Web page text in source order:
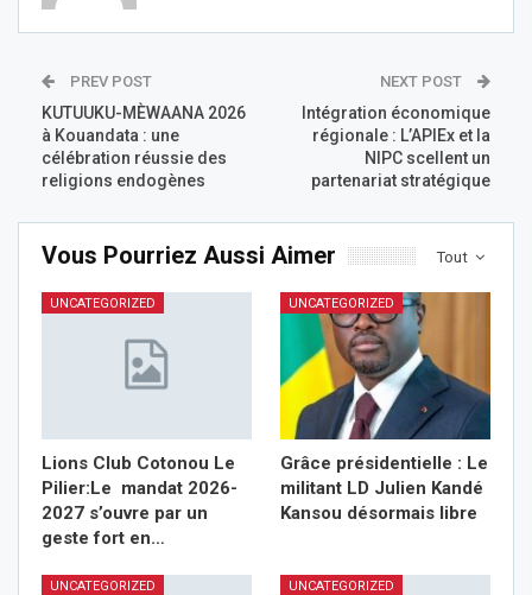
PREV POST
KUTUUKU-MÈWAANA 2026
à Kouandata : une
célébration réussie des
religions endogènes
NEXT POST
Intégration économique
régionale : L’APIEx et la
NIPC scellent un
partenariat stratégique
Tout
Vous Pourriez Aussi Aimer
UNCATEGORIZED
Lions Club Cotonou Le
Pilier:Le mandat 2026-
2027 s’ouvre par un
geste fort en…
UNCATEGORIZED
Grâce présidentielle : Le
militant LD Julien Kandé
Kansou désormais libre
UNCATEGORIZED UNCATEGORIZED